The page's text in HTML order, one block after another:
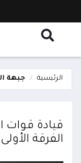
الرئيسية جبهة
قيادة قوات
الفرقة